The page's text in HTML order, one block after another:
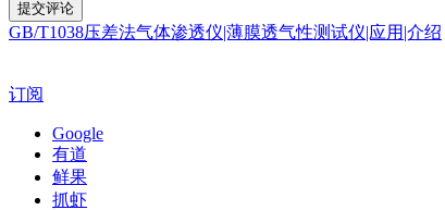
GB/T1038压差法气体渗透仪|薄膜透气性测试仪|应用|介绍
订阅
Google
有道
鲜果
抓虾